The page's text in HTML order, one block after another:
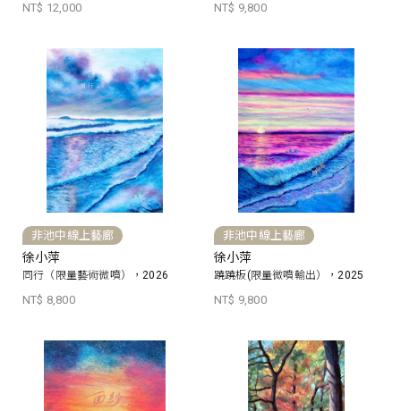
NT$ 12,000 NT$ 9,800
非池中線上藝廊
徐小萍
同行（限量藝術微噴），2026
NT$ 8,800
非池中線上藝廊
徐小萍
蹺蹺板(限量微噴輸出），2025
NT$ 9,800